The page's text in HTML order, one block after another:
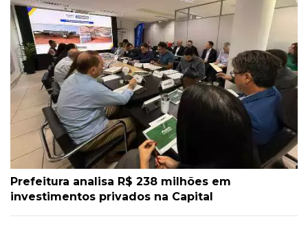
Prefeitura analisa R$ 238 milhões em
investimentos privados na Capital